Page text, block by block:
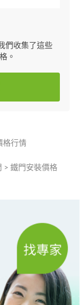
們收集了這些
。
格行情
> 鐵門安裝價格